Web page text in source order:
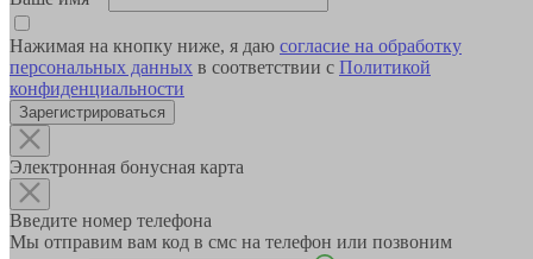
Нажимая на кнопку ниже, я даю согласие на обработку
персональных данных в соответствии с Политикой
конфиденциальности
Зарегистрироваться
Электронная бонусная карта
Введите номер телефона
Мы отправим вам код в смс на телефон или позвоним